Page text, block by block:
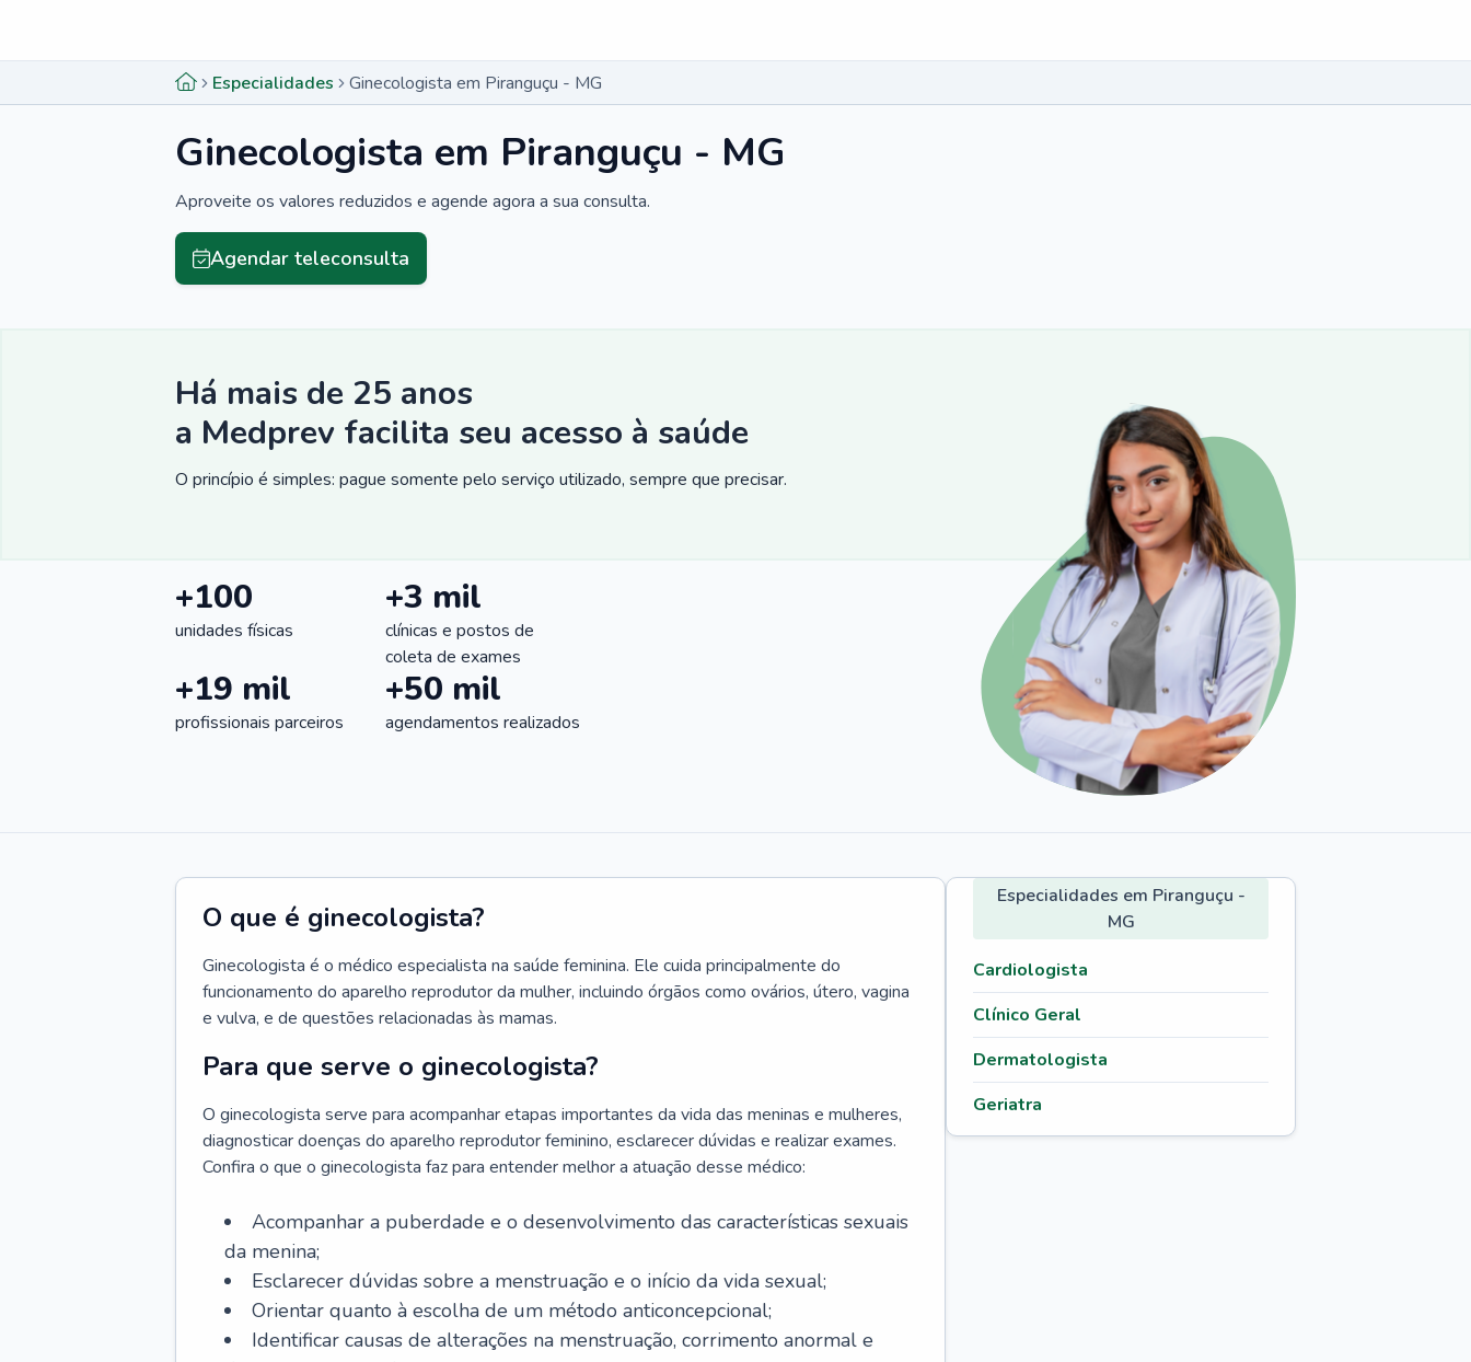
Especialidades Ginecologista em Piranguçu - MG
Ginecologista em Piranguçu - MG
Aproveite os valores reduzidos e agende agora a sua consulta.
Agendar teleconsulta
Há mais de 25 anos
a Medprev facilita seu acesso à saúde
O princípio é simples: pague somente pelo serviço utilizado, sempre que precisar.
+100
unidades físicas
+3 mil
clínicas e postos de
coleta de exames
+19 mil
profissionais parceiros
+50 mil
agendamentos realizados
O que é ginecologista?
Ginecologista é o médico especialista na saúde feminina. Ele cuida principalmente do
funcionamento do aparelho reprodutor da mulher, incluindo órgãos como ovários, útero, vagina
e vulva, e de questões relacionadas às mamas.
Para que serve o ginecologista?
O ginecologista serve para acompanhar etapas importantes da vida das meninas e mulheres,
diagnosticar doenças do aparelho reprodutor feminino, esclarecer dúvidas e realizar exames.
Confira o que o ginecologista faz para entender melhor a atuação desse médico:
Acompanhar a puberdade e o desenvolvimento das características sexuais
da menina;
Esclarecer dúvidas sobre a menstruação e o início da vida sexual;
Orientar quanto à escolha de um método anticoncepcional;
Identificar causas de alterações na menstruação, corrimento anormal e
Especialidades em Piranguçu -
MG
Cardiologista
Clínico Geral
Dermatologista
Geriatra